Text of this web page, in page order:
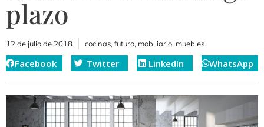
plazo
12 de julio de 2018 cocinas, futuro, mobiliario, muebles
Facebook Twitter LinkedIn WhatsApp